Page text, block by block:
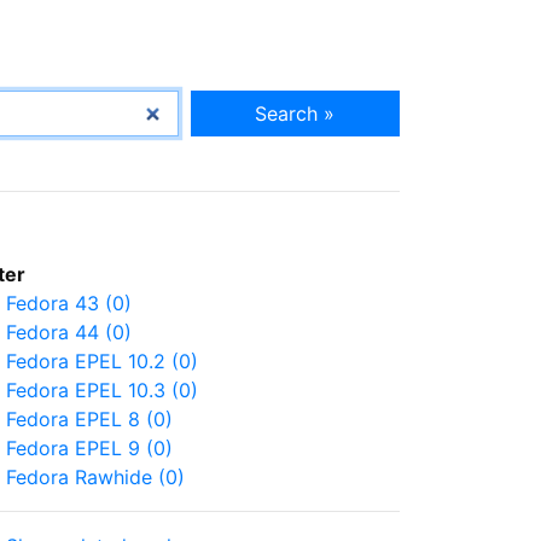
Search »
Fedora 43 (0)
Fedora 44 (0)
Fedora EPEL 10.2 (0)
Fedora EPEL 10.3 (0)
Fedora EPEL 8 (0)
Fedora EPEL 9 (0)
Fedora Rawhide (0)